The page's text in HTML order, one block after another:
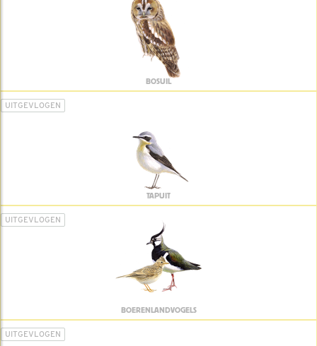
BOSUIL
UITGEVLOGEN
TAPUIT
UITGEVLOGEN
BOERENLANDVOGELS
UITGEVLOGEN